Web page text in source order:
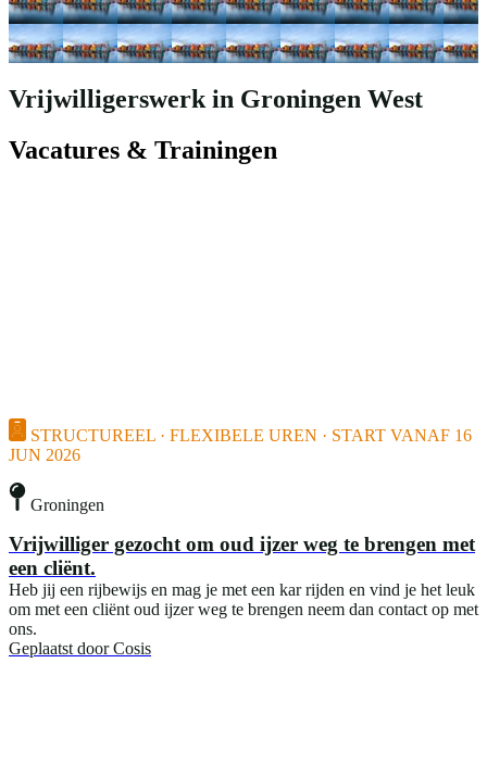
Vrijwilligerswerk in Groningen West
Vacatures & Trainingen
STRUCTUREEL · FLEXIBELE UREN · START VANAF 16
JUN 2026
Groningen
Vrijwilliger gezocht om oud ijzer weg te brengen met
een cliënt.
Heb jij een rijbewijs en mag je met een kar rijden en vind je het leuk
om met een cliënt oud ijzer weg te brengen neem dan contact op met
ons.
Geplaatst door Cosis